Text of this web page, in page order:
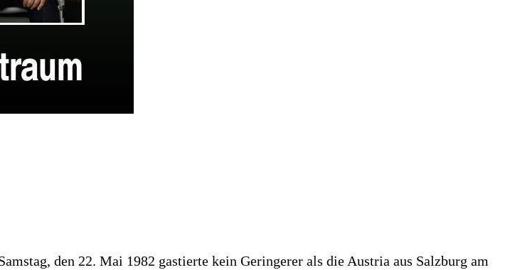
den 22. Mai 1982 gastierte kein Geringerer als die Austria aus Salzburg am